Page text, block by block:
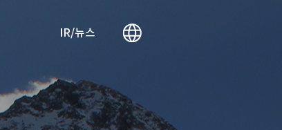
IR/뉴스